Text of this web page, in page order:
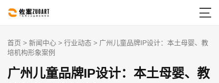

首页 > 新闻中心 > 行业动态 > 广州儿童品牌IP设计：本土母婴、教
培机构形象案例
广州儿童品牌IP设计：本土母婴、教